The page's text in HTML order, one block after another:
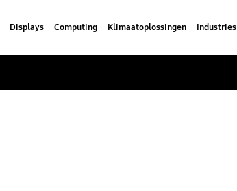
Displays Computing Klimaatoplossingen Industries